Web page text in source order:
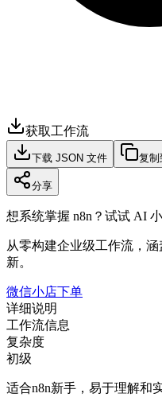
获取工作流
下载 JSON 文件 复制
分享
想系统掌握 n8n？试试 AI
从零构建企业级工作流，
新。
微信小店下单
详细说明
工作流信息
复杂度
初级
适合n8n新手，易于理解和